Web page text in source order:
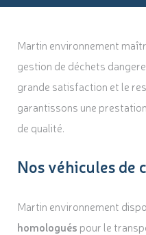
Martin environnement
gestion de déchets
grande satisfaction et le
garantissons une
de qualité.
Nos véhicules de
Martin environnement
homologués pour le